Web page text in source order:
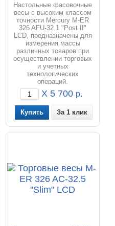
Настольные фасовочные
весы с высоким классом
точности Mercury M-ER
326 AFU-32.1 "Post II"
LCD, предназначены для
измерения массы
различных товаров при
осуществлении торговых
и учетных
технологических
операций.
X 5 700 р.
За 1 клик